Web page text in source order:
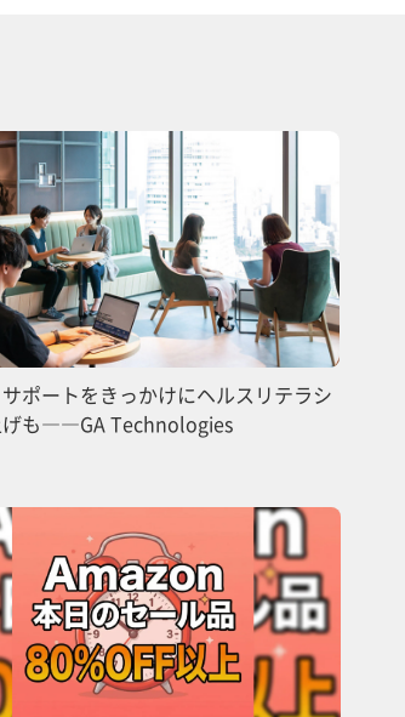
サポートをきっかけにヘルスリテラシ
げも――GA Technologies